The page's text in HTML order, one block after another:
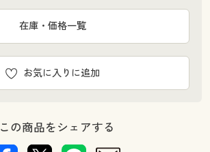
お気に入りに追加
在庫・価格一覧
この商品をシェアする